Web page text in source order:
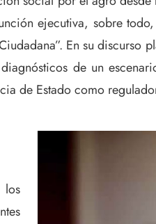
ejecutiva, sobre
En su discurso
de un
de Estado como
los